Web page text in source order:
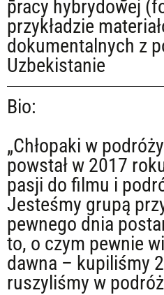
pracy hybrydowej
przykładzie
dokumentalnych z
Uzbekistanie
Bio:
„Chłopaki w
powstał w 2017
pasji do filmu i
Jesteśmy grupą
pewnego dnia
to, o czym pewnie
dawna – kupiliśmy
ruszyliśmy w